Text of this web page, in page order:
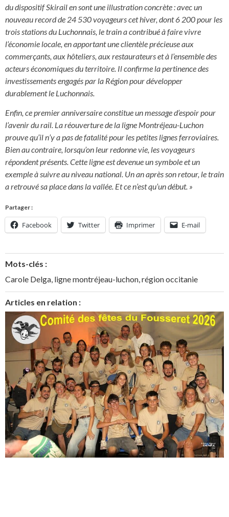
du dispositif Skirail en sont une illustration concrète : avec un
nouveau record de 24 530 voyageurs cet hiver, dont 6 200 pour les
trois stations du Luchonnais, le train a contribué à faire vivre
l’économie locale, en apportant une clientèle précieuse aux
commerçants, aux hôteliers, aux restaurateurs et à l’ensemble des
acteurs économiques du territoire. Il confirme la pertinence des
investissements engagés par la Région pour développer
durablement le Luchonnais.
Enfin, ce premier anniversaire constitue un message d’espoir pour
l’avenir du rail. La réouverture de la ligne Montréjeau-Luchon
prouve qu’il n’y a pas de fatalité pour les petites lignes ferroviaires.
Bien au contraire, lorsqu’on leur redonne vie, les voyageurs
répondent présents. Cette ligne est devenue un symbole et un
exemple à suivre au niveau national. Un an après son retour, le train
a retrouvé sa place dans la vallée. Et ce n’est qu’un début. »
Partager :
Facebook Twitter Imprimer E-mail
Mots-clés :
Carole Delga ligne montréjeau-luchon région occitanie
Articles en relation :